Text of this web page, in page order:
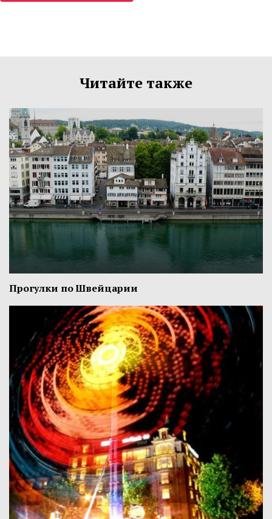
Читайте также
Прогулки по Швейцарии